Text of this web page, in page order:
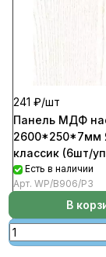
241 ₽/шт
Панель МДФ
2600*250*7мм
классик (6шт/
Есть в наличии
Арт. WP/В906/Р3
В